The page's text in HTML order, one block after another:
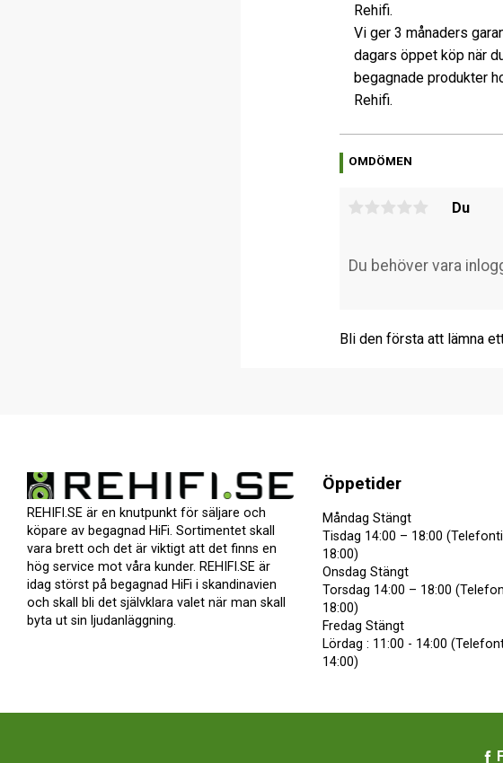
Rehifi.
Vi ger 3 månaders
dagars öppet köp när
begagnade produkter
Rehifi.
OMDÖMEN
Du
Bli den första att lämna
REHIFI.SE är en knutpunkt för säljare och
köpare av begagnad HiFi. Sortimentet skall
vara brett och det är viktigt att det finns en
hög service mot våra kunder. REHIFI.SE är
idag störst på begagnad HiFi i skandinavien
och skall bli det självklara valet när man skall
byta ut sin ljudanläggning.
Öppetider
Måndag Stängt
Tisdag 14:00 – 18:00
18:00)
Onsdag Stängt
Torsdag 14:00 – 18:00
18:00)
Fredag Stängt
Lördag : 11:00 - 14:00
14:00)